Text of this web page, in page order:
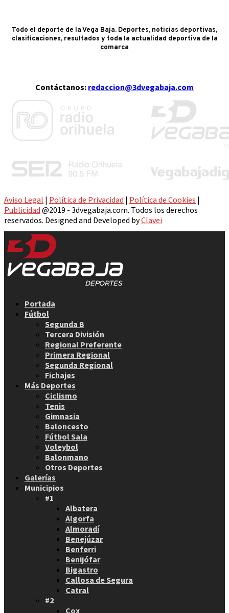
Todo el deporte de la Vega Baja. Deportes, noticias deportivas,
clasificaciones, resultados y toda la actualidad deportiva de la
comarca
Contáctanos: redaccion@3dvegabaja.com
Aviso Legal | Política de Privacidad | Política de Cookies |
Publicidad @2019 - 3dvegabaja.com. Todos los derechos
reservados. Designed and Developed byClavei
Portada
Fútbol
Segunda B
Tercera División
Regional Preferente
Primera Regional
Segunda Regional
Fichajes
Más Deportes
Ciclismo
Tenis
Gimnasia
Baloncesto
Fútbol Sala
Voleybol
Balonmano
Otros Deportes
Galerías
Municipios
#1
Albatera
Algorfa
Almoradí
Benejúzar
Benferri
Benijófar
Bigastro
Callosa de Segura
Catral
#2
Cox